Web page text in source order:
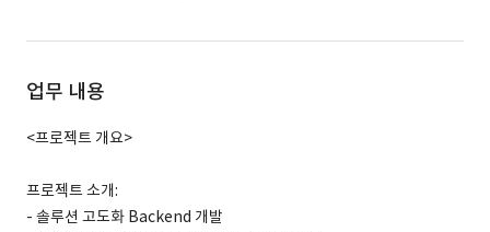
업무 내용
<프로젝트 개요>
프로젝트 소개:
- 솔루션 고도화 Backend 개발